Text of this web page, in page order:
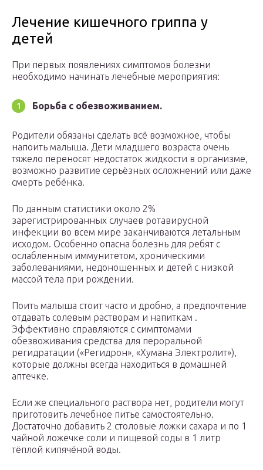
Лечение кишечного гриппа у
детей
При первых появлениях симптомов болезни
необходимо начинать лечебные мероприятия:
Борьба с обезвоживанием.
Родители обязаны сделать всё возможное, чтобы
напоить малыша. Дети младшего возраста очень
тяжело переносят недостаток жидкости в организме,
возможно развитие серьёзных осложнений или даже
смерть ребёнка.
По данным статистики около 2%
зарегистрированных случаев ротавирусной
инфекции во всем мире заканчиваются летальным
исходом. Особенно опасна болезнь для ребят с
ослабленным иммунитетом, хроническими
заболеваниями, недоношенных и детей с низкой
массой тела при рождении.
Поить малыша стоит часто и дробно, а предпочтение
отдавать солевым растворам и напиткам .
Эффективно справляются с симптомами
обезвоживания средства для пероральной
регидратации («Регидрон», «Хумана Электролит»),
которые должны всегда находиться в домашней
аптечке.
Если же специального раствора нет, родители могут
приготовить лечебное питье самостоятельно.
Достаточно добавить 2 столовые ложки сахара и по 1
чайной ложечке соли и пищевой соды в 1 литр
тёплой кипячёной воды.